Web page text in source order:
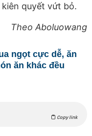
quyết vứt bỏ.
Theo Aboluowang
ngọt cực dễ, ăn
ăn khác đều
Copy link